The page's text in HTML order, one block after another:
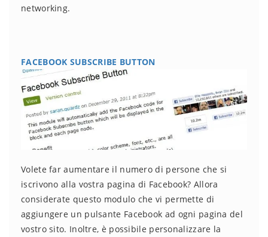
networking.
FACEBOOK SUBSCRIBE BUTTON
Volete far aumentare il numero di persone che si
iscrivono alla vostra pagina di Facebook? Allora
considerate questo modulo che vi permette di
aggiungere un pulsante Facebook ad ogni pagina del
vostro sito. Inoltre, è possibile personalizzare la